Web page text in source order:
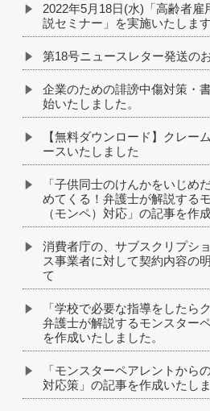
2022年5月18日(水)「高齢者
説セミナー」を実施いたします
第18号ニュースレター発送の
企業のための誹謗中傷対策・
始いたしました。
【無料ダウンロード】クレー
ースいたしました
「子供同士のけんかをいじめ
めてくる！弁護士が解説する
（モンペ）対応」の記事を作
消費者庁の、サブスクリプシ
ス事業者に対して契約内容の
て
「学校で必要な指導をしたら
弁護士が解説するモンスター
を作成いたしました。
「モンスターペアレントから
対応策」の記事を作成いたしま